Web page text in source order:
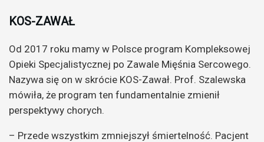
KOS-ZAWAŁ
Od 2017 roku mamy w Polsce program Kompleksowej
Opieki Specjalistycznej po Zawale Mięśnia Sercowego.
Nazywa się on w skrócie KOS-Zawał. Prof. Szalewska
mówiła, że program ten fundamentalnie zmienił
perspektywy chorych.
– Przede wszystkim zmniejszył śmiertelność. Pacjent